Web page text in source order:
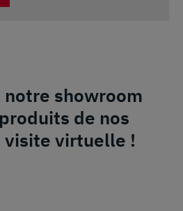
notre showroom
de nos
visite virtuelle !